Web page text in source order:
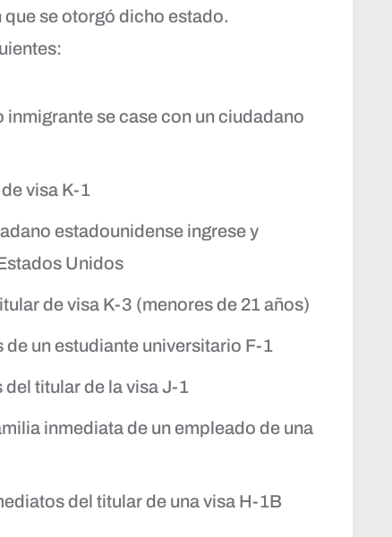
se otorgó dicho estado.
se case con un ciudadano
visa K-1
estadounidense ingrese y
Unidos
de visa K-3 (menores de 21 años)
de un estudiante universitario F-1
titular de la visa J-1
inmediata de un empleado de una
del titular de una visa H-1B